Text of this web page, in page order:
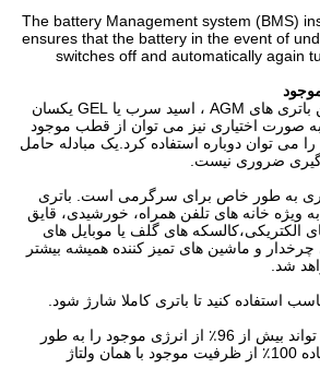
The battery Management system (BMS)
ensures that the battery in the event of
switches off and automatically again
ابعاد محفظه با رایج ترین باتری های AGM ، اسید سرب یا GEL یکسان
صورت اختیاری نیز می توان از قطب موجود
را می توان دوباره استفاده کرد.یک مبادله حامل
ضروری نیست.
به طور خاص برای سرگرمی است. باتری
به ویژه خانه های تلفن همراه، خورشیدی، قایق
الکتریکی،کالسکه های گلف یا موبایل های
و ماشین های تمیز کننده همیشه بیشتر
شد.
استفاده کنید تا باتری کاملا شارژ شود.
باتری LiFePo4 می تواند بیش از 96٪ از انرژی موجود را به طور
مستقیم ذخیره کند. استفاده 100٪ از ظرفیت موجود با همان ولتاژ